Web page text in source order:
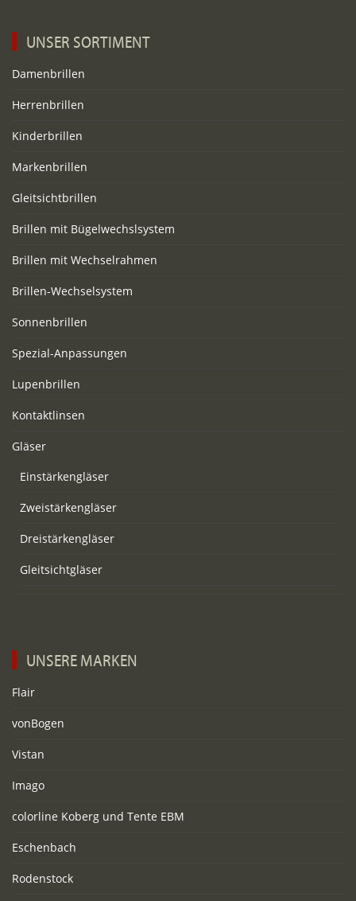
UNSER SORTIMENT
Damenbrillen
Herrenbrillen
Kinderbrillen
Markenbrillen
Gleitsichtbrillen
Brillen mit Bügelwechslsystem
Brillen mit Wechselrahmen
Brillen-Wechselsystem
Sonnenbrillen
Spezial-Anpassungen
Lupenbrillen
Kontaktlinsen
Gläser
Einstärkengläser
Zweistärkengläser
Dreistärkengläser
Gleitsichtgläser
UNSERE MARKEN
Flair
vonBogen
Vistan
Imago
colorline Koberg und Tente EBM
Eschenbach
Rodenstock